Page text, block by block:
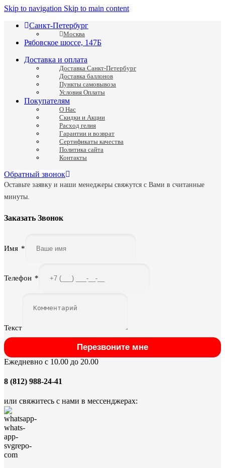
Skip to navigation Skip to main content
Санкт-Петербург
Москва
Рябовское шоссе, 147Б
Доставка и оплата
Доставка Санкт-Петербург
Доставка баллонов
Пункты самовывоза
Условия Оплаты
Покупателям
О Нас
Скидки и Акции
Расход гелия
Гарантии и возврат
Сертификаты качества
Политика сайта
Контакты
Обратный звонок
Оставьте заявку и наши менеджеры свяжутся с Вами в считанные
минуты.
Заказать Звонок
Имя *
Телефон *
Текст
Перезвоните мне
Ежедневно с 10.00 до 20.00
8 (812) 988-24-41
или свяжитесь с нами в мессенджерах: